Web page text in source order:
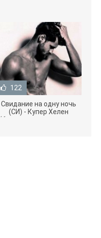
122
Свидание на одну ночь
(СИ) - Купер Хелен
(бесплатные серии книг